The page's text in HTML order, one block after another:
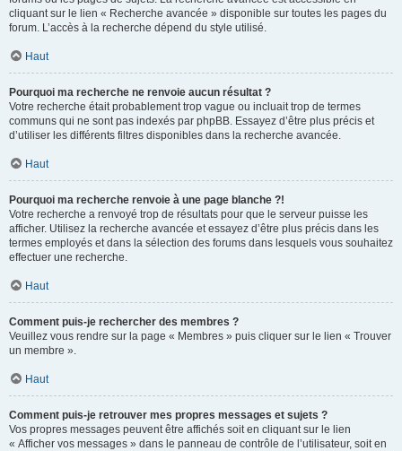
cliquant sur le lien « Recherche avancée » disponible sur toutes les pages du
forum. L’accès à la recherche dépend du style utilisé.
Haut
Pourquoi ma recherche ne renvoie aucun résultat ?
Votre recherche était probablement trop vague ou incluait trop de termes
communs qui ne sont pas indexés par phpBB. Essayez d’être plus précis et
d’utiliser les différents filtres disponibles dans la recherche avancée.
Haut
Pourquoi ma recherche renvoie à une page blanche ?!
Votre recherche a renvoyé trop de résultats pour que le serveur puisse les
afficher. Utilisez la recherche avancée et essayez d’être plus précis dans les
termes employés et dans la sélection des forums dans lesquels vous souhaitez
effectuer une recherche.
Haut
Comment puis-je rechercher des membres ?
Veuillez vous rendre sur la page « Membres » puis cliquer sur le lien « Trouver
un membre ».
Haut
Comment puis-je retrouver mes propres messages et sujets ?
Vos propres messages peuvent être affichés soit en cliquant sur le lien
« Afficher vos messages » dans le panneau de contrôle de l’utilisateur, soit en